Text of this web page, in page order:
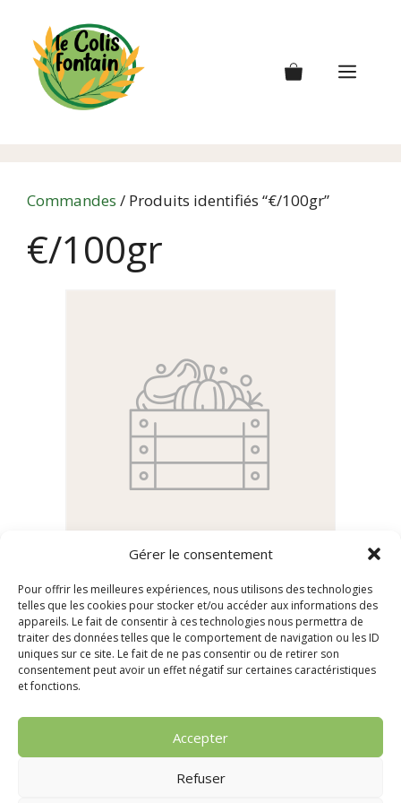
Gérer le consentement
Pour offrir les meilleures expériences, nous utilisons des technologies
telles que les cookies pour stocker et/ou accéder aux informations des
appareils. Le fait de consentir à ces technologies nous permettra de
traiter des données telles que le comportement de navigation ou les ID
uniques sur ce site. Le fait de ne pas consentir ou de retirer son
consentement peut avoir un effet négatif sur certaines caractéristiques
et fonctions.
Accepter
Refuser
contenu
Commandes / Produits identifiés “€/100gr”
€/100gr
Tartinade Betterave-Lentille
Lentilles produites par le Fournil des Buhards
3,50€ pot 100 gr